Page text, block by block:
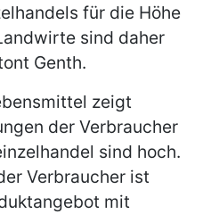
für die Höhe
sind daher
Genth.
zeigt
der Verbraucher
sind hoch.
Verbraucher ist
mit